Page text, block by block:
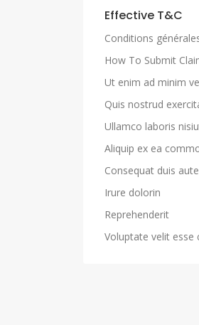
Effective T&C
Conditions
How To Submit
Ut enim ad minim
Quis nostrud
Ullamco laboris
Aliquip ex ea
Consequat duis aute
Irure dolorin
Reprehenderit
Voluptate velit esse